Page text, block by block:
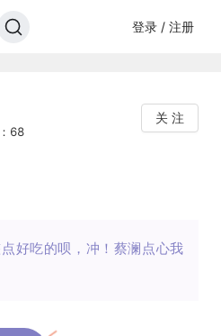
登录 / 注册
68
关 注
好吃的呗，冲！蔡澜点心我